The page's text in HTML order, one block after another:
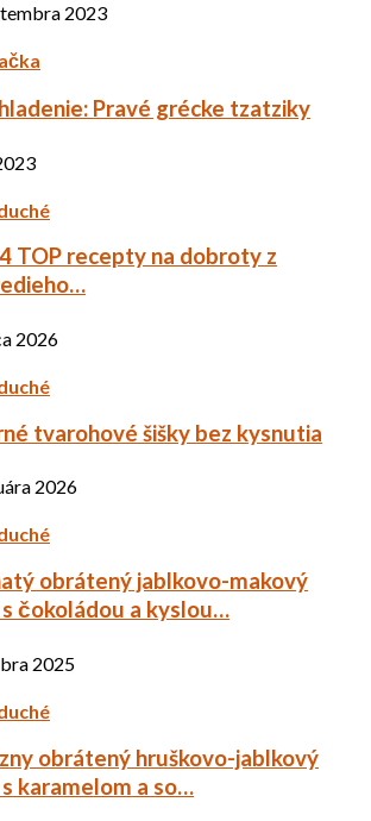
2023
Pravé grécke tzatziky
TOP recepty na dobroty z
2026
tvarohové šišky bez kysnutia
2026
obrátený jablkovo-makový
čokoládou a kyslou…
2025
obrátený hruškovo-jablkový
karamelom a so…